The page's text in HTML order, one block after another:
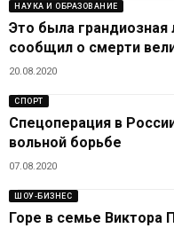
НАУКА И ОБРАЗОВАНИЕ
Это была грандиозная
сообщил о смерти
20.08.2020
СПОРТ
Спецоперация в
вольной борьбе
07.08.2020
ШОУ-БИЗНЕС
Горе в семье Виктора